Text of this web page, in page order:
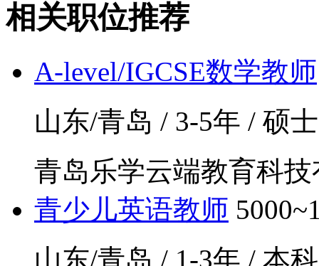
相关职位推荐
A-level/IGCSE数学教师
山东/青岛 / 3-5年 / 硕
青岛乐学云端教育科
青少儿英语教师
山东/青岛 / 1-3年 / 本